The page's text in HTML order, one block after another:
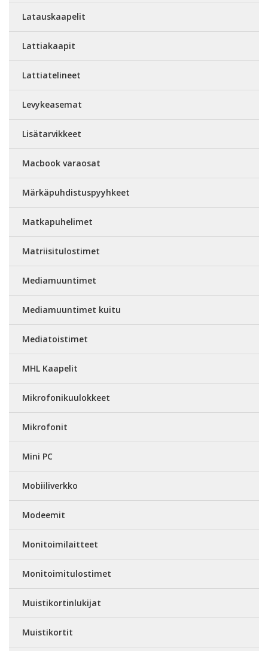
Latauskaapelit
Lattiakaapit
Lattiatelineet
Levykeasemat
Lisätarvikkeet
Macbook varaosat
Märkäpuhdistuspyyhkeet
Matkapuhelimet
Matriisitulostimet
Mediamuuntimet
Mediamuuntimet kuitu
Mediatoistimet
MHL Kaapelit
Mikrofonikuulokkeet
Mikrofonit
Mini PC
Mobiiliverkko
Modeemit
Monitoimilaitteet
Monitoimitulostimet
Muistikortinlukijat
Muistikortit